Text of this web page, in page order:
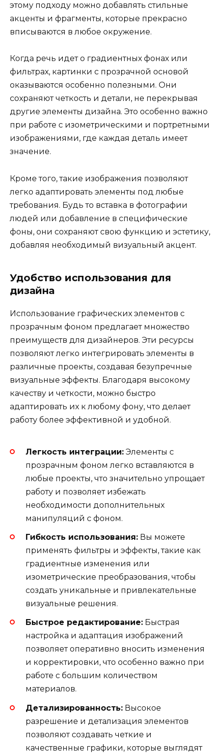
этому подходу можно добавлять стильные
акценты и фрагменты, которые прекрасно
вписываются в любое окружение.
Когда речь идет о градиентных фонах или
фильтрах, картинки с прозрачной основой
оказываются особенно полезными. Они
сохраняют четкость и детали, не перекрывая
другие элементы дизайна. Это особенно важно
при работе с изометрическими и портретными
изображениями, где каждая деталь имеет
значение.
Кроме того, такие изображения позволяют
легко адаптировать элементы под любые
требования. Будь то вставка в фотографии
людей или добавление в специфические
фоны, они сохраняют свою функцию и эстетику,
добавляя необходимый визуальный акцент.
Удобство использования для
дизайна
Использование графических элементов с
прозрачным фоном предлагает множество
преимуществ для дизайнеров. Эти ресурсы
позволяют легко интегрировать элементы в
различные проекты, создавая безупречные
визуальные эффекты. Благодаря высокому
качеству и четкости, можно быстро
адаптировать их к любому фону, что делает
работу более эффективной и удобной.
Легкость интеграции: Элементы с
прозрачным фоном легко вставляются в
любые проекты, что значительно упрощает
работу и позволяет избежать
необходимости дополнительных
манипуляций с фоном.
Гибкость использования: Вы можете
применять фильтры и эффекты, такие как
градиентные изменения или
изометрические преобразования, чтобы
создать уникальные и привлекательные
визуальные решения.
Быстрое редактирование: Быстрая
настройка и адаптация изображений
позволяет оперативно вносить изменения
и корректировки, что особенно важно при
работе с большим количеством
материалов.
Детализированность: Высокое
разрешение и детализация элементов
позволяют создавать четкие и
качественные графики, которые выглядят